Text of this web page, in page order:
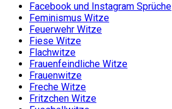
Facebook und Instagram Sprüche
Feminismus Witze
Feuerwehr Witze
Fiese Witze
Flachwitze
Frauenfeindliche Witze
Frauenwitze
Freche Witze
Fritzchen Witze